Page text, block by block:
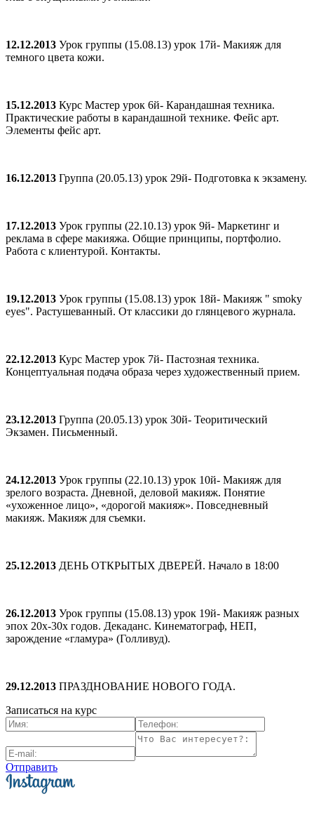
12.12.2013 Урок группы (15.08.13) урок 17й- Макияж для
темного цвета кожи.
15.12.2013 Курс Мастер урок 6й- Карандашная техника.
Практические работы в карандашной технике. Фейс арт.
Элементы фейс арт.
16.12.2013 Группа (20.05.13) урок 29й- Подготовка к экзамену.
17.12.2013 Урок группы (22.10.13) урок 9й- Маркетинг и
реклама в сфере макияжа. Общие принципы, портфолио.
Работа с клиентурой. Контакты.
19.12.2013 Урок группы (15.08.13) урок 18й- Макияж " smoky
eyes". Растушеванный. От классики до глянцевого журнала.
22.12.2013 Курс Мастер урок 7й- Пастозная техника.
Концептуальная подача образа через художественный прием.
23.12.2013 Группа (20.05.13) урок 30й- Теоритический
Экзамен. Письменный.
24.12.2013 Урок группы (22.10.13) урок 10й- Макияж для
зрелого возраста. Дневной, деловой макияж. Понятие
«ухоженное лицо», «дорогой макияж». Повседневный
макияж. Макияж для съемки.
25.12.2013 ДЕНЬ ОТКРЫТЫХ ДВЕРЕЙ. Начало в 18:00
26.12.2013 Урок группы (15.08.13) урок 19й- Макияж разных
эпох 20х-30х годов. Декаданс. Кинематограф, НЕП,
зарождение «гламура» (Голливуд).
29.12.2013 ПРАЗДНОВАНИЕ НОВОГО ГОДА.
Записаться на курс
Отправить